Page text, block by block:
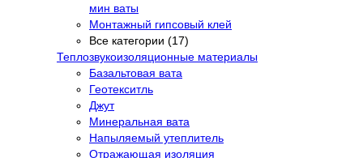
мин ваты
Монтажный гипсовый клей
Все категории (17)
Теплозвукоизоляционные материалы
Базальтовая вата
Геотекситль
Джут
Минеральная вата
Напыляемый утеплитель
Отражающая изоляция